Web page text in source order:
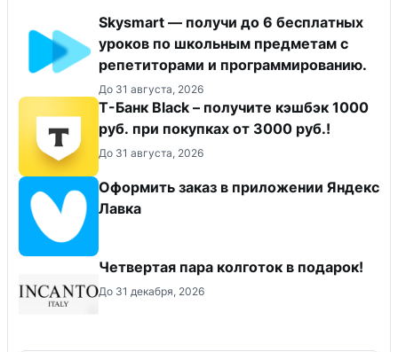
Skysmart — получи до 6 бесплатных
уроков по школьным предметам с
репетиторами и программированию.
До 31 августа, 2026
Т-Банк Black – получите кэшбэк 1000
руб. при покупках от 3000 руб.!
До 31 августа, 2026
Оформить заказ в приложении Яндекс
Лавка
Четвертая пара колготок в подарок!
До 31 декабря, 2026